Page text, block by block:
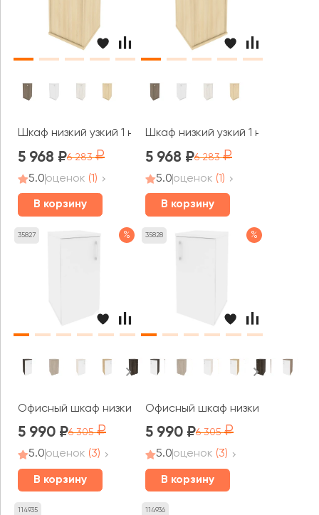
Шкаф низкий узкий 1 низкая дверь ЛДСП левый
5 968 6 283
5.0оценок (1)
В корзину
Шкаф низкий узкий 1 низкая
5 968 6 283
5.0оценок (1)
В корзину
35827 %
Офисный шкаф низкий узкий левый (1 низкий фасад
5 990 6 305
5.0оценок (3)
В корзину
35828 %
Офисный шкаф низкий узкий
5 990 6 305
5.0оценок (3)
В корзину
114935 114936